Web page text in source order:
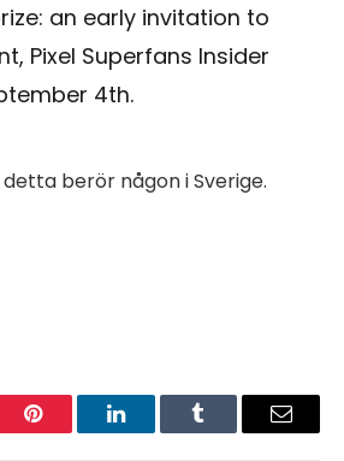
an early invitation to
Pixel Superfans Insider
4th.
berör någon i Sverige.
Pinterest LinkedInTumblr Email